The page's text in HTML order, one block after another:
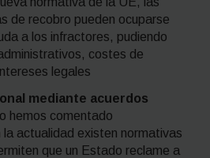
de recobro pueden ocuparse
a los infractores, pudiendo
costes de
legales
mediante acuerdos
hemos comentado
actualidad existen normativas
que un Estado reclame a